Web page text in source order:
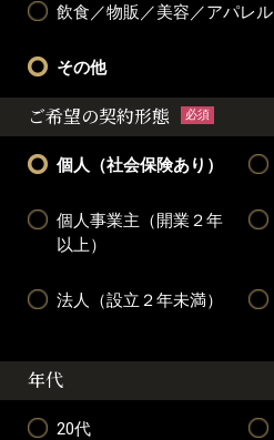
飲食／物販／美容／アパレル
その他
ご希望の契約形態 必須
個人（社会保険あり）
個人事業主（開業２年
以上）
法人（設立２年未満）
年代
20代